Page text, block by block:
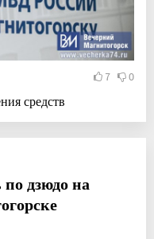
7 0
средств
дзюдо на